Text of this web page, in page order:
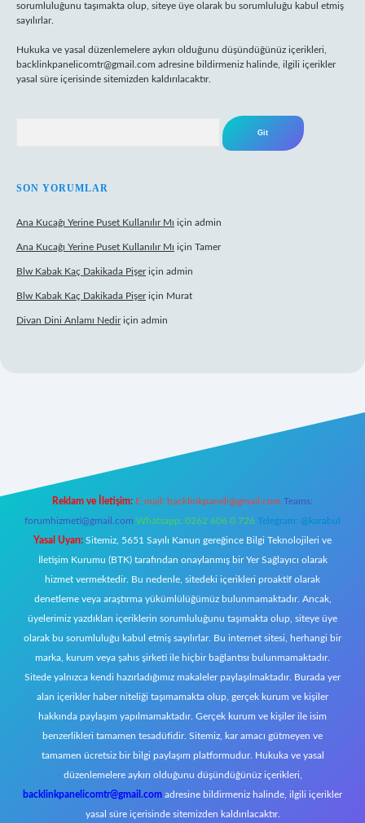
sorumluluğunu taşımakta olup, siteye üye olarak bu sorumluluğu kabul etmiş
sayılırlar.
Hukuka ve yasal düzenlemelere aykırı olduğunu düşündüğünüz içerikleri,
backlinkpanelicomtr@gmail.com adresine bildirmeniz halinde, ilgili içerikler
yasal süre içerisinde sitemizden kaldırılacaktır.
SON YORUMLAR
Ana Kucağı Yerine Puset Kullanılır Mı için admin
Ana Kucağı Yerine Puset Kullanılır Mı için Tamer
Blw Kabak Kaç Dakikada Pişeriçin admin
Blw Kabak Kaç Dakikada Pişeriçin Murat
Divan Dini Anlamı Nediriçin admin
Reklam ve İletişim: E-mail: backlinkpaneli@gmail.com Teams:
forumhizmeti@gmail.com Whatsapp: 0262 606 0 726 Telegram: @karabul
Yasal Uyarı: Sitemiz, 5651 Sayılı Kanun gereğince Bilgi Teknolojileri ve
İletişim Kurumu (BTK) tarafından onaylanmış bir Yer Sağlayıcı olarak
hizmet vermektedir. Bu nedenle, sitedeki içerikleri proaktif olarak
denetleme veya araştırma yükümlülüğümüz bulunmamaktadır. Ancak,
üyelerimiz yazdıkları içeriklerin sorumluluğunu taşımakta olup, siteye üye
olarak bu sorumluluğu kabul etmiş sayılırlar. Bu internet sitesi, herhangi bir
marka, kurum veya şahıs şirketi ile hiçbir bağlantısı bulunmamaktadır.
Sitede yalnızca kendi hazırladığımız makaleler paylaşılmaktadır. Burada yer
alan içerikler haber niteliği taşımamakta olup, gerçek kurum ve kişiler
hakkında paylaşım yapılmamaktadır. Gerçek kurum ve kişiler ile isim
benzerlikleri tamamen tesadüfidir. Sitemiz, kar amacı gütmeyen ve
tamamen ücretsiz bir bilgi paylaşım platformudur. Hukuka ve yasal
düzenlemelere aykırı olduğunu düşündüğünüz içerikleri,
backlinkpanelicomtr@gmail.com adresine bildirmeniz halinde, ilgili içerikler
yasal süre içerisinde sitemizden kaldırılacaktır.